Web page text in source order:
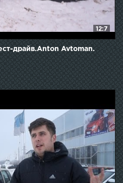
12:7
драйв.Anton Avtoman.